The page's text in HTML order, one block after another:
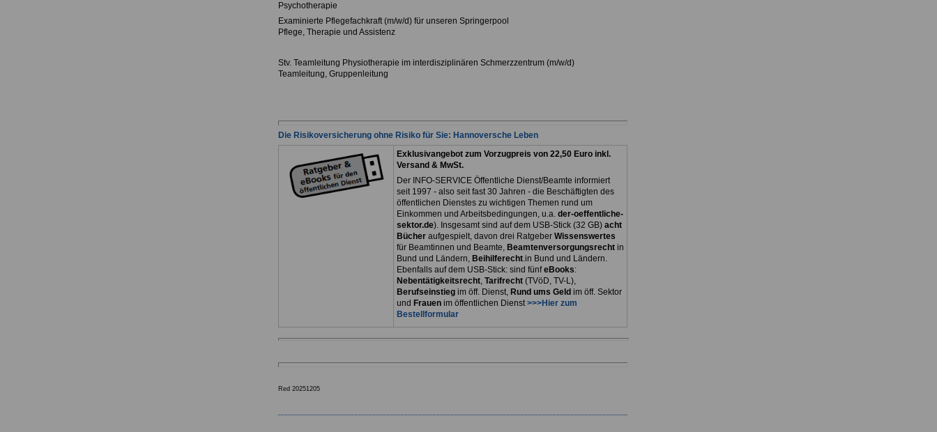
Psychotherapie
Examinierte Pflegefachkraft (m/w/d) für unseren Springerpool
Pflege, Therapie und Assistenz
Stv. Teamleitung Physiotherapie im interdisziplinären Schmerzzentrum (m/w/d)
Teamleitung, Gruppenleitung
Die Risikoversicherung ohne Risiko für Sie: Hannoversche Leben
Exklusivangebot zum Vorzugpreis von 22,50 Euro inkl.
Versand & MwSt.
Der INFO-SERVICE Öffentliche Dienst/Beamte informiert
seit 1997 - also seit fast 30 Jahren - die Beschäftigten des
öffentlichen Dienstes zu wichtigen Themen rund um
Einkommen und Arbeitsbedingungen, u.a. der-oeffentliche-
sektor.de). Insgesamt sind auf dem USB-Stick (32 GB) acht
Bücher aufgespielt, davon drei Ratgeber Wissenswertes
für Beamtinnen und Beamte, Beamtenversorgungsrechtin
Bund und Ländern, Beihilferecht.in Bund und Ländern.
Ebenfalls auf dem USB-Stick: sind fünfeBooks:
Nebentätigkeitsrecht, Tarifrecht(TVöD, TV-L),
Berufseinstiegim öff. Dienst, Rund ums Geld im öff. Sektor
und Frauenim öffentlichen Dienst>>>Hier zum
Bestellformular
Red 20251205